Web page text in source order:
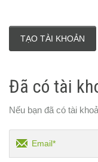
TẠO TÀI KHOẢN
Đã có tài
Nếu bạn đã có tài
Email*